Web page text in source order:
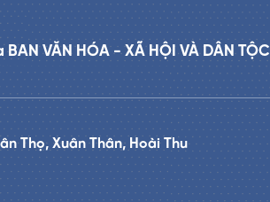
VĂN HÓA - XÃ HỘI VÀ DÂN TỘC
Thọ, Xuân Thân, Hoài Thu